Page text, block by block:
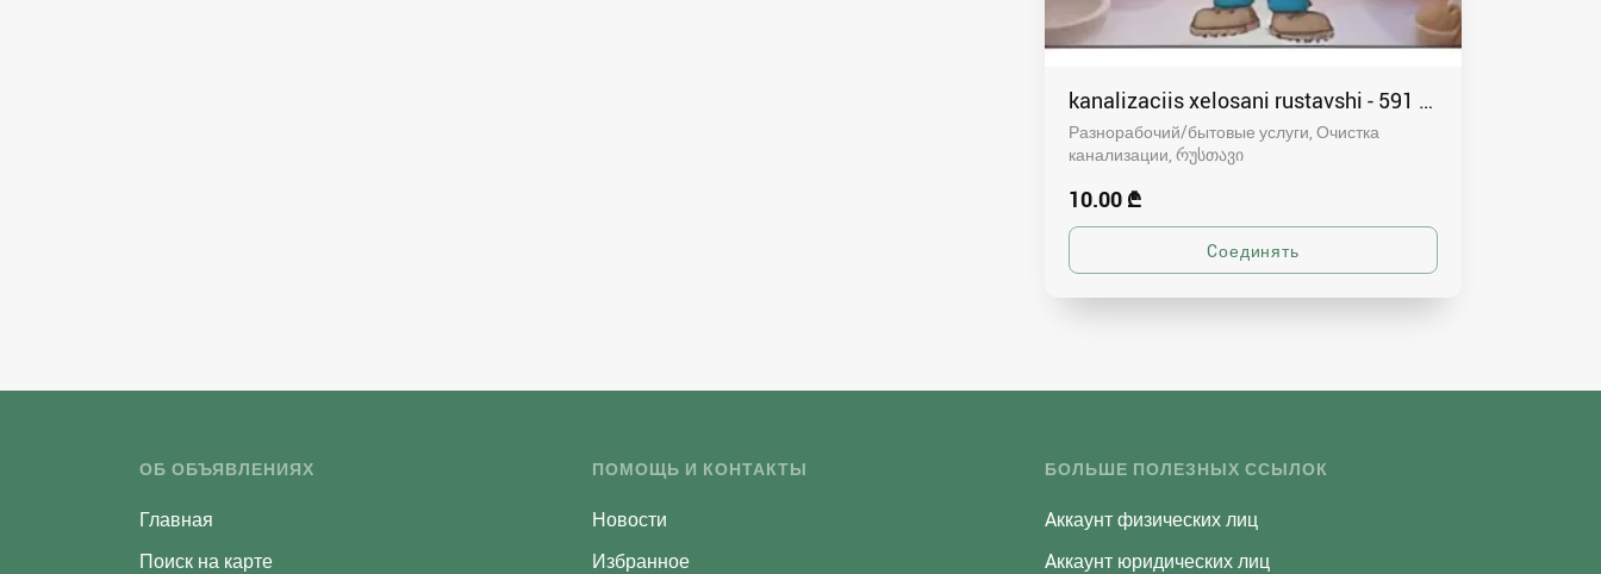
kanalizaciis xelosani rustavshi - 591 00 46 80
Разнорабочий/бытовые услуги, Очистка
канализации რუსთავი
10.00 ₾
ОБ ОБЪЯВЛЕНИЯХ
Главная
Поиск на карте
ПОМОЩЬ И КОНТАКТЫ
Новости
Избранное
БОЛЬШЕ ПОЛЕЗНЫХ ССЫЛОК
Aккаунт физических лиц
Aккаунт юридических лиц